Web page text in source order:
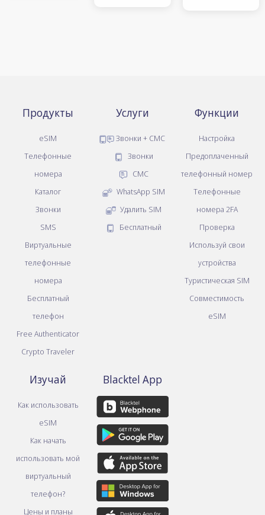
Продукты
eSIM
Телефонные
номера
Каталог
Звонки
SMS
Виртуальные
телефонные
номера
Бесплатный
телефон
Free Authenticator
Crypto Traveler
Услуги
Звонки + СМС
Звонки
СМС
WhatsApp SIM
Удалить SIM
Бесплатный
Функции
Настройка
Предоплаченный
телефонный номер
Телефонные
номера 2FA
Проверка
Используй свои
устройства
Туристическая SIM
Совместимость
eSIM
Изучай
Как использовать
eSIM
Как начать
использовать мой
виртуальный
телефон?
Цены и планы
Blacktel App